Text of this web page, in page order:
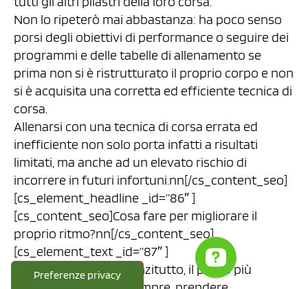
Non lo ripeterò mai abbastanza: ha poco senso
porsi degli obiettivi di performance o seguire dei
programmi e delle tabelle di allenamento se
prima non si è ristrutturato il proprio corpo e non
si è acquisita una corretta ed efficiente tecnica di
corsa.
Allenarsi con una tecnica di corsa errata ed
inefficiente non solo porta infatti a risultati
limitati, ma anche ad un elevato rischio di
incorrere in futuri infortuni.nn[/cs_content_seo]
[cs_element_headline _id=”86″ ]
[cs_content_seo]Cosa fare per migliorare il
proprio ritmo?nn[/cs_content_seo]
[cs_element_text _id=”87″ ]
[cs_content_seo]Innanzitutto, il passo più